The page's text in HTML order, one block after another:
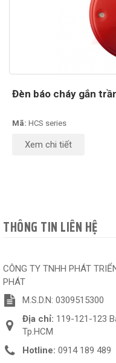
Đèn báo cháy gắn
Mã: HCS series
Xem chi tiết
THÔNG TIN LIÊN HỆ
CÔNG TY TNHH PHÁT
PHÁT
M.S.D.N: 0309515300
Địa chỉ: 119-121-123
Tp.HCM
Hotline: 0914 189 489